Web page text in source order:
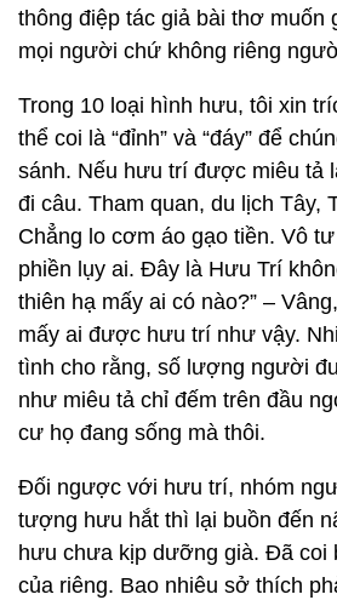
thông điệp tác giả bài thơ muốn
mọi người chứ không riêng
Trong 10 loại hình hưu, tôi xin
thể coi là “đỉnh” và “đáy” để
sánh. Nếu hưu trí được miêu tả
đi câu. Tham quan, du lịch Tây,
Chẳng lo cơm áo gạo tiền. Vô
phiền lụy ai. Đây là Hưu Trí
thiên hạ mấy ai có nào?” –
mấy ai được hưu trí như vậy.
tình cho rằng, số lượng người
như miêu tả chỉ đếm trên đầu
cư họ đang sống mà thôi.
Đối ngược với hưu trí, nhóm
tượng hưu hắt thì lại buồn đến
hưu chưa kịp dưỡng già. Đã coi
của riêng. Bao nhiêu sở thích